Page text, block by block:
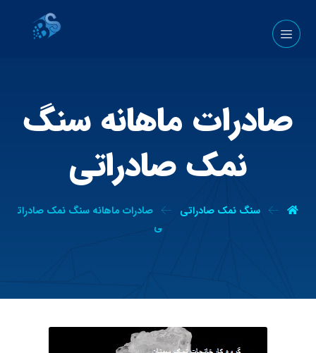
صادرات ماهانه سنگ
نمک صادراتی
سنگ نمک صادراتی
صادرات ماهانه سنگ نمک صادرات
ی